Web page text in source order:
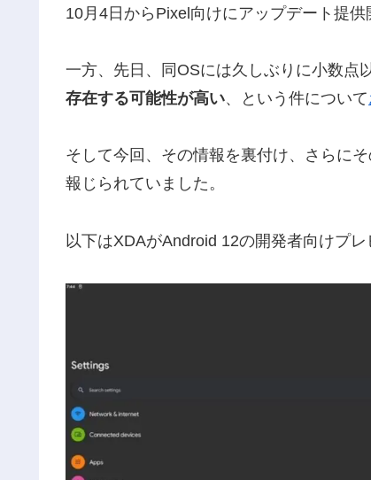
10月4日からPixel向けにアップデート提
一方、先日、同OSには久しぶりに小数点
存在する可能性が高い、という件について
そして今回、その情報を裏付け、さらに
報じられていました。
以下はXDAがAndroid 12の開発者向けプレ